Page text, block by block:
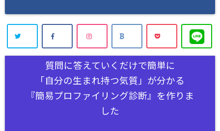
質問に答えていくだけで簡単に
「自分の生まれ持つ気質」が分かる
『簡易プロファイリング診断』を作りま
した